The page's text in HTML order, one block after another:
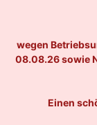
wegen
08.08.26 sowie
Einen